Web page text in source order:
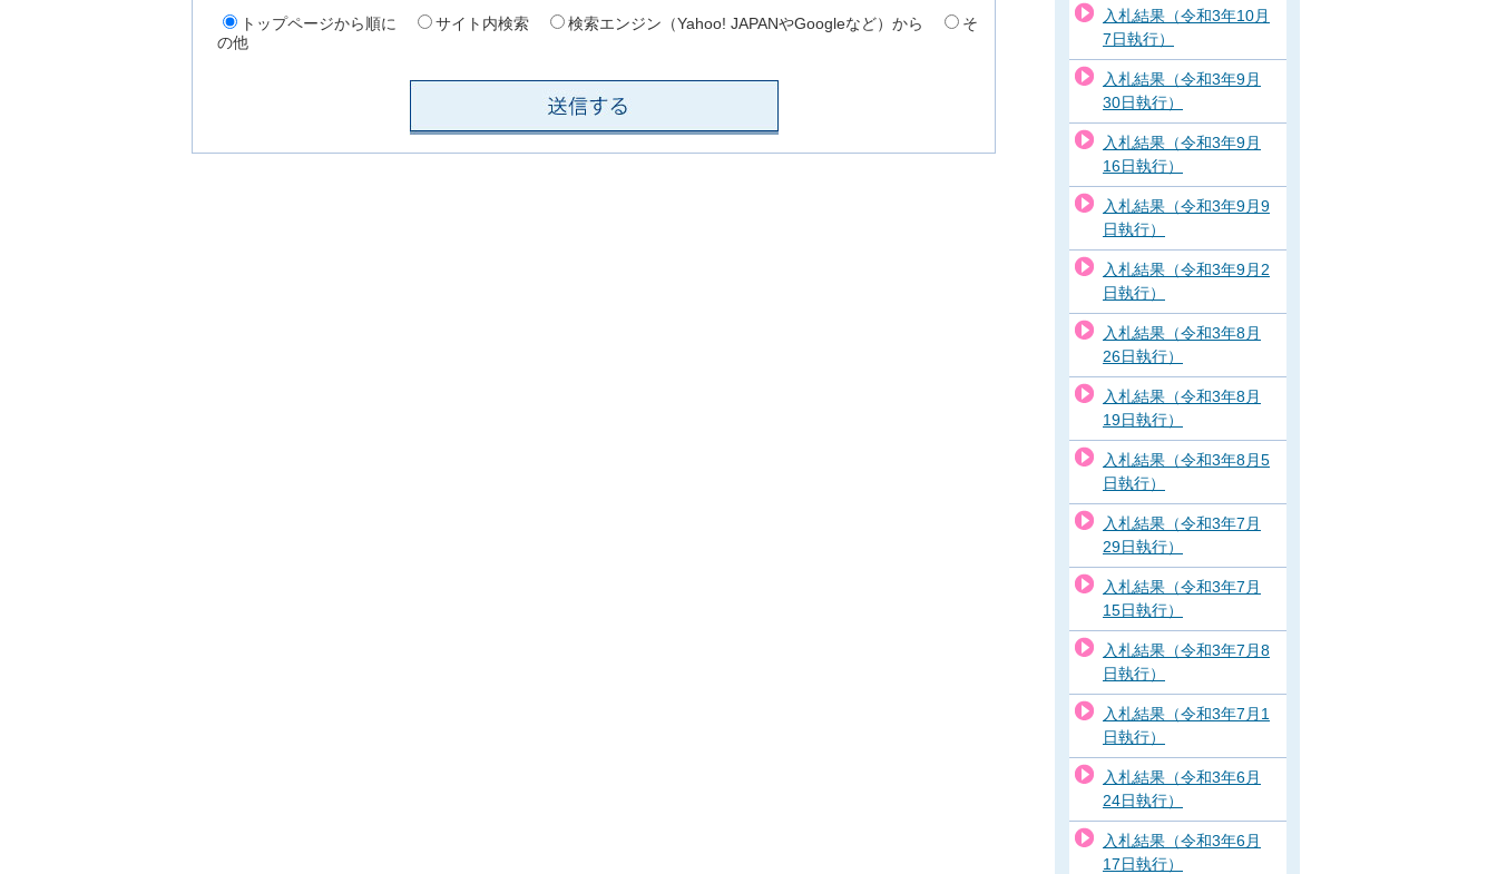
トップページから順に サイト内検索 検索エンジン（Yahoo! JAPANやGoogleなど）から
そ
の他
入札結果（令和3年10月
7日執行）
入札結果（令和3年9月
30日執行）
入札結果（令和3年9月
16日執行）
入札結果（令和3年9月9
日執行）
入札結果（令和3年9月2
日執行）
入札結果（令和3年8月
26日執行）
入札結果（令和3年8月
19日執行）
入札結果（令和3年8月5
日執行）
入札結果（令和3年7月
29日執行）
入札結果（令和3年7月
15日執行）
入札結果（令和3年7月8
日執行）
入札結果（令和3年7月1
日執行）
入札結果（令和3年6月
24日執行）
入札結果（令和3年6月
17日執行）